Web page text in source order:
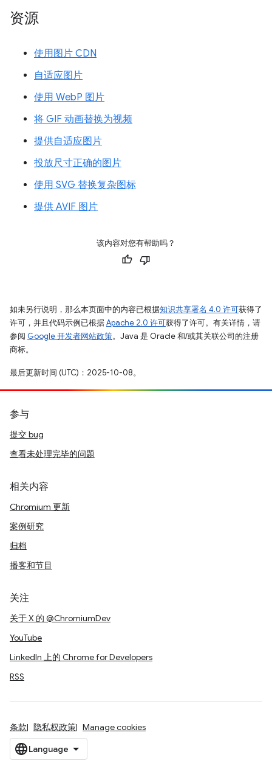
资源
使用图片 CDN
自适应图片
使用 WebP 图片
将 GIF 动画替换为视频
提供自适应图片
投放尺寸正确的图片
使用 SVG 替换复杂图标
提供 AVIF 图片
该内容对您有帮助吗？
如未另行说明，那么本页面中的内容已根据知识共享署名 4.0 许可获得了
许可，并且代码示例已根据Apache 2.0 许可获得了许可。有关详情，请
参阅 Google 开发者网站政策。Java 是 Oracle 和/或其关联公司的注册
商标。
最后更新时间 (UTC)：2025-10-08。
参与
提交 bug
查看未处理完毕的问题
相关内容
Chromium 更新
案例研究
归档
播客和节目
关注
关于 X 的 @ChromiumDev
YouTube
LinkedIn 上的 Chrome for Developers
RSS
条款 隐私权政策 Manage cookies